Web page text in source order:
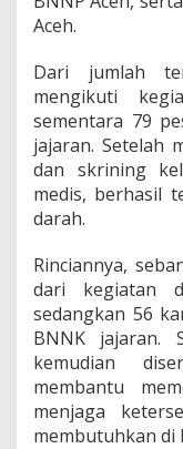
a
a
n
Aceh.
Dari jumlah
mengikuti
sementara 79
jajaran. Setelah
dan skrining
medis, berhasil
darah.
Rinciannya,
dari kegiatan
sedangkan 56
BNNK jajaran.
kemudian
membantu
menjaga
membutuhkan di